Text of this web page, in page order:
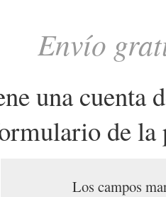
Envío
una cuenta
de la
Los campos